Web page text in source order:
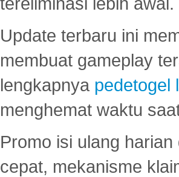
Update terbaru ini
membuat gameplay
lengkapnya pedetogel
menghemat waktu
Promo isi ulang
cepat, mekanisme